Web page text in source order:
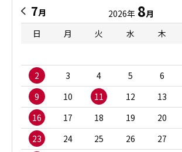
7月 2026年 8月
日
月 火 水 木
2
3 4 5 6
9
10 11 12 13
16
17 18 19 20
23
24 25 26 27